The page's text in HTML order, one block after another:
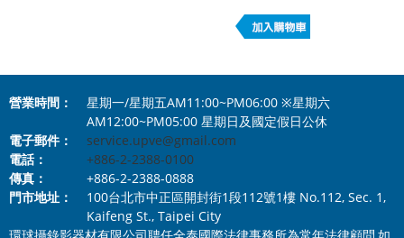
營業時間：
星期一/星期五AM11:00~PM06:00 ※星期六
AM12:00~PM05:00 星期日及國定假日公休
電子郵件：
service.upve@gmail.com
電話：
+886-2-2388-0100
傳真：
+886-2-2388-0888
門市地址：
100台北市中正區開封街1段112號1樓 No.112, Sec. 1,
Kaifeng St., Taipei City